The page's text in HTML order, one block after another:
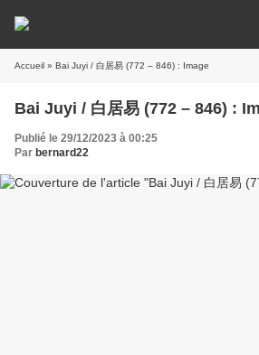
Accueil » Bai Juyi / 白居易 (772 – 846) : Image
Bai Juyi / 白居易 (772 – 846) :
Publié le 29/12/2023 à 00:25
Par bernard22